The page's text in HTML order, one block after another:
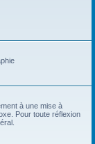
à une mise à
Pour toute réflexion